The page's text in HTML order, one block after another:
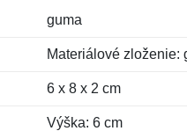
guma
Materiálové zloženie:
6 x 8 x 2 cm
Výška: 6 cm